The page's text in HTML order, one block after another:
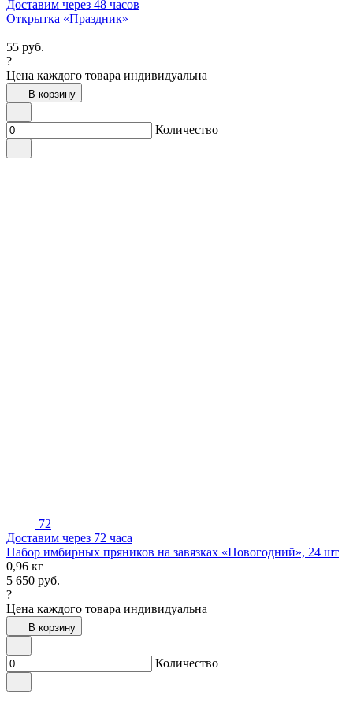
Доставим через 48 часов
Открытка «Праздник»
55 руб.
?
Цена каждого товара индивидуальна
В корзину
Количество
72
Доставим через 72 часа
Набор имбирных пряников на завязках «Новогодний», 24 шт
0,96 кг
5 650 руб.
?
Цена каждого товара индивидуальна
В корзину
Количество